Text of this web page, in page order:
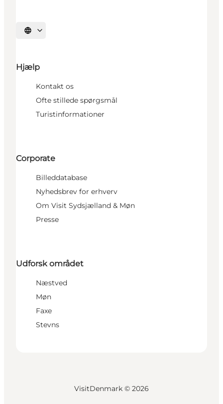
Vælg sprog
Hjælp
Kontakt os
Ofte stillede spørgsmål
Turistinformationer
Corporate
Billeddatabase
Nyhedsbrev for erhverv
Om Visit Sydsjælland & Møn
Presse
Udforsk området
Næstved
Møn
Faxe
Stevns
VisitDenmark © 2026